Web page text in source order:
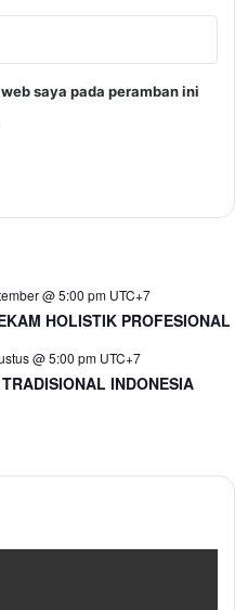
saya pada peramban ini
@ 5:00 pm UTC+7
HOLISTIK PROFESIONAL
@ 5:00 pm UTC+7
INDONESIA